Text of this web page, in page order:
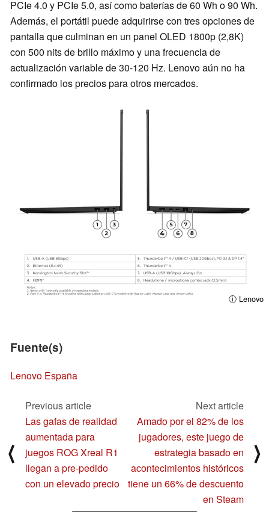
PCIe 4.0 y PCIe 5.0, así como baterías de 60 Wh o 90 Wh.
Además, el portátil puede adquirirse con tres opciones de
pantalla que culminan en un panel OLED 1800p (2,8K)
con 500 nits de brillo máximo y una frecuencia de
actualización variable de 30-120 Hz. Lenovo aún no ha
confirmado los precios para otros mercados.
ⓘ Lenovo
Fuente(s)
Lenovo España
⟨
Previous article
Las gafas de realidad
aumentada para
juegos ROG Xreal R1
llegan a pre-pedido
con un elevado precio
Next article
Amado por el 82% de los
jugadores, este juego de
estrategia basado en
acontecimientos históricos
tiene un 66% de descuento
en Steam
⟩